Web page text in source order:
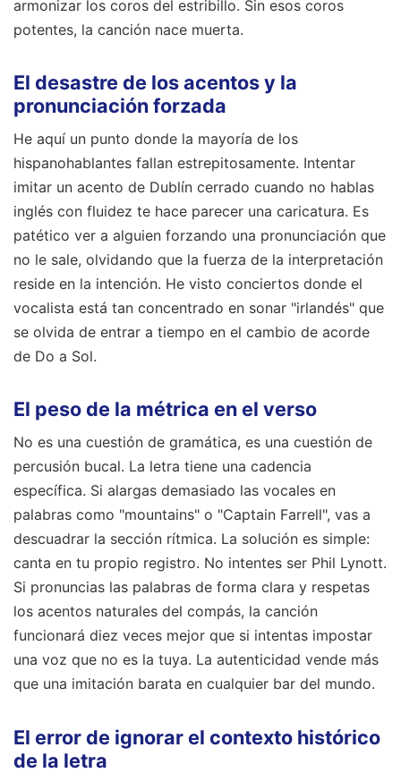
armonizar los coros del estribillo. Sin esos coros
potentes, la canción nace muerta.
El desastre de los acentos y la
pronunciación forzada
He aquí un punto donde la mayoría de los
hispanohablantes fallan estrepitosamente. Intentar
imitar un acento de Dublín cerrado cuando no hablas
inglés con fluidez te hace parecer una caricatura. Es
patético ver a alguien forzando una pronunciación que
no le sale, olvidando que la fuerza de la interpretación
reside en la intención. He visto conciertos donde el
vocalista está tan concentrado en sonar "irlandés" que
se olvida de entrar a tiempo en el cambio de acorde
de Do a Sol.
El peso de la métrica en el verso
No es una cuestión de gramática, es una cuestión de
percusión bucal. La letra tiene una cadencia
específica. Si alargas demasiado las vocales en
palabras como "mountains" o "Captain Farrell", vas a
descuadrar la sección rítmica. La solución es simple:
canta en tu propio registro. No intentes ser Phil Lynott.
Si pronuncias las palabras de forma clara y respetas
los acentos naturales del compás, la canción
funcionará diez veces mejor que si intentas impostar
una voz que no es la tuya. La autenticidad vende más
que una imitación barata en cualquier bar del mundo.
El error de ignorar el contexto histórico
de la letra